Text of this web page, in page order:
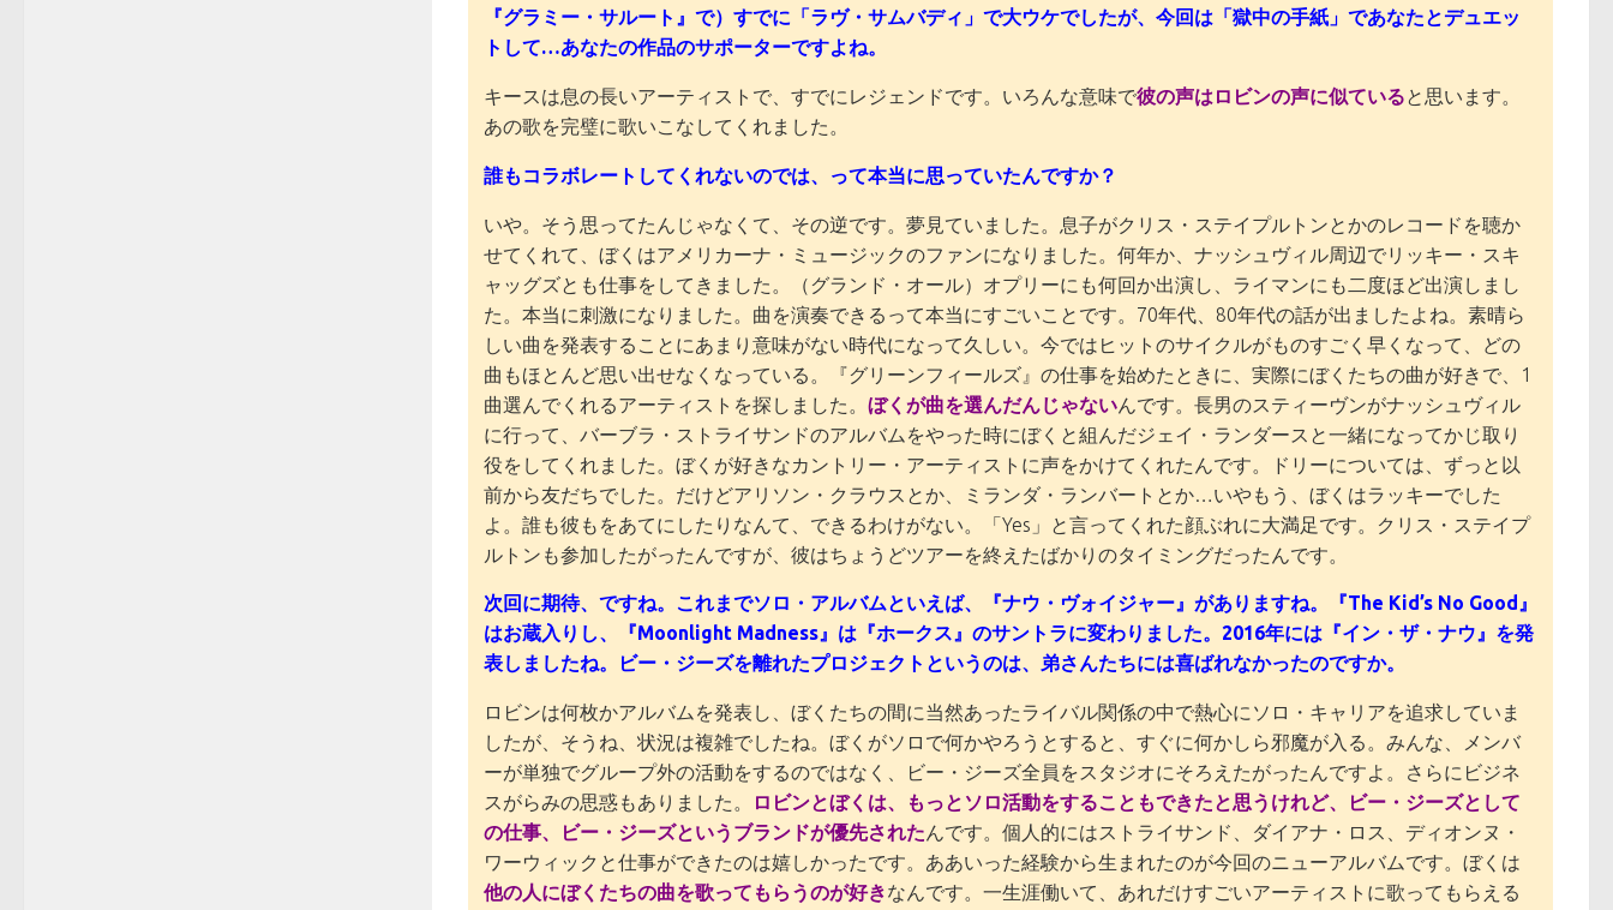
『グラミー・サルート』で）すでに「ラヴ・サムバディ」で大ウケでしたが、今回は「獄中の手紙」であなたとデュエッ
トして…あなたの作品のサポーターですよね。
キースは息の長いアーティストで、すでにレジェンドです。いろんな意味で彼の声はロビンの声に似ていると思います。
あの歌を完璧に歌いこなしてくれました。
誰もコラボレートしてくれないのでは、って本当に思っていたんですか？
いや。そう思ってたんじゃなくて、その逆です。夢見ていました。息子がクリス・ステイプルトンとかのレコードを聴か
せてくれて、ぼくはアメリカーナ・ミュージックのファンになりました。何年か、ナッシュヴィル周辺でリッキー・スキ
ャッグズとも仕事をしてきました。（グランド・オール）オプリーにも何回か出演し、ライマンにも二度ほど出演しまし
た。本当に刺激になりました。曲を演奏できるって本当にすごいことです。70年代、80年代の話が出ましたよね。素晴ら
しい曲を発表することにあまり意味がない時代になって久しい。今ではヒットのサイクルがものすごく早くなって、どの
曲もほとんど思い出せなくなっている。『グリーンフィールズ』の仕事を始めたときに、実際にぼくたちの曲が好きで、1
曲選んでくれるアーティストを探しました。 ぼくが曲を選んだんじゃないんです。長男のスティーヴンがナッシュヴィル
に行って、バーブラ・ストライサンドのアルバムをやった時にぼくと組んだジェイ・ランダースと一緒になってかじ取り
役をしてくれました。ぼくが好きなカントリー・アーティストに声をかけてくれたんです。ドリーについては、ずっと以
前から友だちでした。だけどアリソン・クラウスとか、ミランダ・ランバートとか…いやもう、ぼくはラッキーでした
よ。誰も彼もをあてにしたりなんて、できるわけがない。「Yes」と言ってくれた顔ぶれに大満足です。クリス・ステイプ
ルトンも参加したがったんですが、彼はちょうどツアーを終えたばかりのタイミングだったんです。
次回に期待、ですね。これまでソロ・アルバムといえば、『ナウ・ヴォイジャー』がありますね。『The Kid’s No Good』
はお蔵入りし、『Moonlight Madness』は『ホークス』のサントラに変わりました。2016年には『イン・ザ・ナウ』を発
表しましたね。ビー・ジーズを離れたプロジェクトというのは、弟さんたちには喜ばれなかったのですか。
ロビンは何枚かアルバムを発表し、ぼくたちの間に当然あったライバル関係の中で熱心にソロ・キャリアを追求していま
したが、そうね、状況は複雑でしたね。ぼくがソロで何かやろうとすると、すぐに何かしら邪魔が入る。みんな、メンバ
ーが単独でグループ外の活動をするのではなく、ビー・ジーズ全員をスタジオにそろえたがったんですよ。さらにビジネ
スがらみの思惑もありました。
ロビンとぼくは、もっとソロ活動をすることもできたと思うけれど、ビー・ジーズとして
の仕事、ビー・ジーズというブランドが優先されたんです。個人的にはストライサンド、ダイアナ・ロス、ディオンヌ・
ワーウィックと仕事ができたのは嬉しかったです。ああいった経験から生まれたのが今回のニューアルバムです。ぼくは
他の人にぼくたちの曲を歌ってもらうのが好きなんです。一生涯働いて、あれだけすごいアーティストに歌ってもらえる